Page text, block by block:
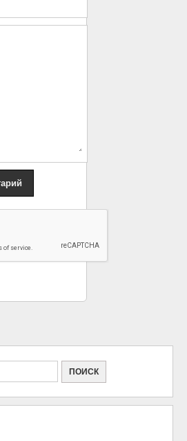
оставила след в